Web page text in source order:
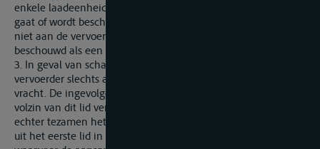
enkele laadeenheid. Indien de vervoerseenheid zelf verloren
gaat of wordt beschadigd, wordt deze eenheid, indien deze
niet aan de vervoerder toebehoort of door hem is verschaft,
beschouwd als een aparte laadeenheid.
3. In geval van schade als gevolg van te late aflevering is de
vervoerder slechts aansprakelijk voor enkel het bedrag van de
vracht. De ingevolge het eerste lid van dit artikel en de eerste
volzin van dit lid verschuldigde schadevergoedingen mogen
echter tezamen het bedrag niet te boven gaan dat voortvloeit
uit het eerste lid in geval van volledig verlies van de goederen